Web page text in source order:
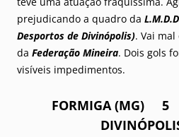
prejudicando a quadro da
Desportos de Divinópolis). Vai
da Federação Mineira. Dois gols
visíveis impedimentos.
FORMIGA